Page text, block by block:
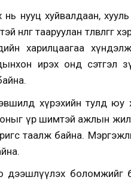
нь нууц хуйвалдаан,
тааруулан төлөвлөгөөгөө
харилцаагаа хүндэлж
ирэх онд сэтгэл
хүрэхийн тулд юу
үр шимтэй ажлын жил
таалж байна.
дээшлүүлэх боломжийг